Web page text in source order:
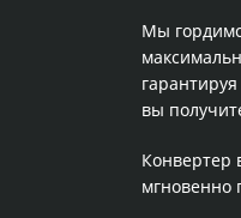
Мы
вы
Конвертер
мгновенно